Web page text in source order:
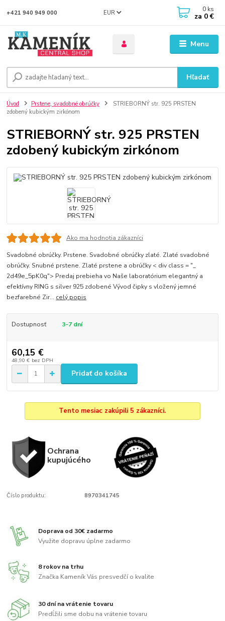
Menu
EUR
Hľadať
+421 940 949 000 0 ks
za 0 €
Úvod Prstene, svadobné obrúčky
STRIEBORNÝ str. 925 PRSTEN
zdobený kubickým zirkónom
STRIEBORNÝ str. 925 PRSTEN
zdobený kubickým zirkónom
Ako ma hodnotia zákazníci
Svadobné obrúčky. Prstene. Svadobné obrúčky zlaté. Zlaté svadobné
obrúčky. Snubné prstene. Zlaté prstene a obrúčky < div class = "_
2d49e_5pK0q"> Predaj prebieha vo Naše laboratórium elegantný a
efektívny RING s silver 925 zdobené Vývod čipky s vložený jemné
bezfarebné Zir... celý popis
Dostupnosť 3-7 dní
60,15 €
48,90 € bez DPH
Pridať do košíka
Tento mesiac zakúpili 5 zákazníci.
Ochrana
kupujúcého
Číslo produktu: 8970341745
Doprava od 30€ zadarmo
Využite dopravu úplne zadarmo
8 rokov na trhu
Značka Kameník Vás presvedčí o kvalite
30 dní na vrátenie tovaru
Predĺžili sme dobu na vrátenie tovaru